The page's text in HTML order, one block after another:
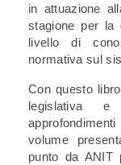
in attuazione
stagione per la
livello di
normativa sul
Con questo
legislativa e
volume
punto da ANIT